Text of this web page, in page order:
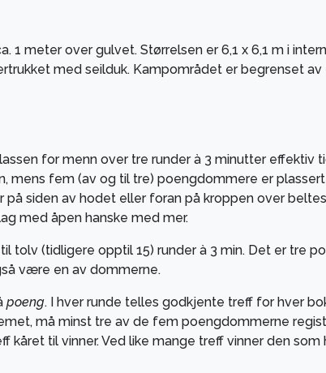
1 meter over gulvet. Størrelsen er 6,1 x 6,1 m i
med seilduk. Kampområdet er begrenset
for menn over tre runder à 3 minutter effektiv
mens fem (av og til tre) poengdommere er
siden av hodet eller foran på kroppen over
med åpen hanske med mer.
tolv (tidligere opptil 15) runder à 3 min. Det er tre
være en av dommerne.
poeng. I hver runde telles godkjente treff for hver
må minst tre av de fem poengdommerne
kåret til vinner. Ved like mange treff vinner den